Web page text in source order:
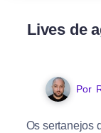
Lives de
Por
Os sertanejos